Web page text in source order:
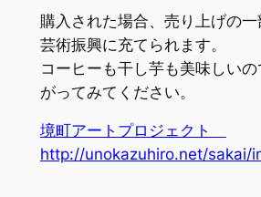
購入された場合、売り上げの
芸術振興に充てられます。
コーヒーも干し芋も美味しい
がってみてください。
境町アートプロジェクト
http://unokazuhiro.net/sakai/